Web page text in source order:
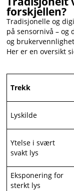
forskjellen?
Tradisjonelle og
på sensornivå –
og
Her er en oversikt
Trekk
Lyskilde
Ytelse i svært
svakt lys
Eksponering for
sterkt lys